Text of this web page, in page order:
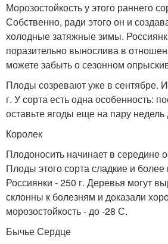
Морозостойкость у этого раннего
Собственно, ради этого он и
холодные затяжные зимы.
поразительно вынослива в
можете забыть о сезонном
Плоды созревают уже в сентябре.
г. У сорта есть одна особенность:
оставьте ягоды еще на пару недель
Королек
Плодоносить начинает в середине
Плоды этого сорта сладкие и
Россиянки - 250 г. Деревья могут
склонны к болезням и доказали
морозостойкость - до -28 С.
Бычье Сердце